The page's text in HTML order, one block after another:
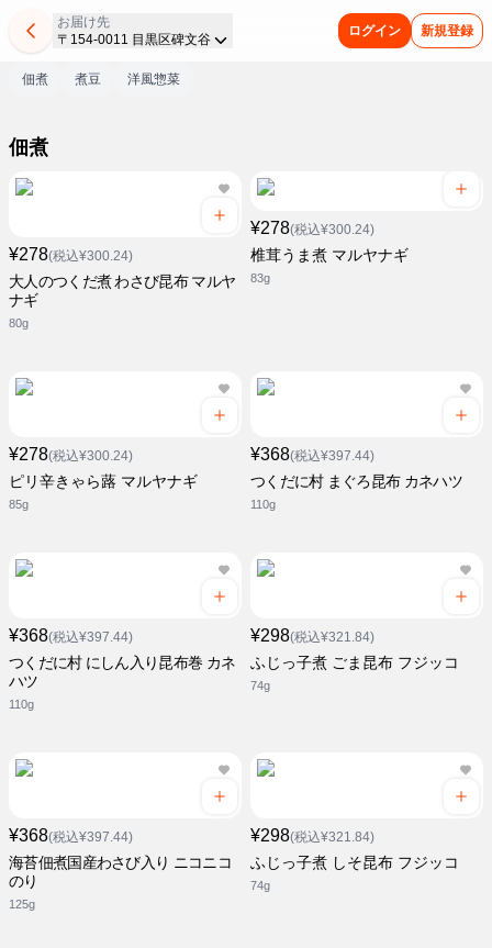
お届け先
〒154-0011 目黒区碑文谷
ログイン 新規登録
佃煮 煮豆 洋風惣菜
佃煮
¥278(税込¥300.24)
大人のつくだ煮 わさび昆布 マルヤ
ナギ
80g
¥278(税込¥300.24)
椎茸うま煮 マルヤナギ
83g
¥278(税込¥300.24)
ピリ辛きゃら蕗 マルヤナギ
85g
¥368(税込¥397.44)
つくだに村 まぐろ昆布 カネハツ
110g
¥368(税込¥397.44)
つくだに村 にしん入り昆布巻 カネ
ハツ
110g
¥298(税込¥321.84)
ふじっ子煮 ごま昆布 フジッコ
74g
¥368(税込¥397.44)
海苔佃煮国産わさび入り ニコニコ
のり
125g
¥298(税込¥321.84)
ふじっ子煮 しそ昆布 フジッコ
74g